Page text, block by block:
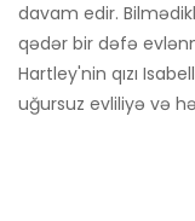
davam edir.
qədər bir dəfə
Hartley'nin qızı
uğursuz evliliyə və